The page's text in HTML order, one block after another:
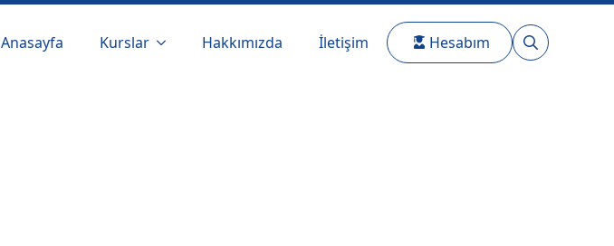
Anasayfa Kurslar Hakkımızda İletişim
Hesabım